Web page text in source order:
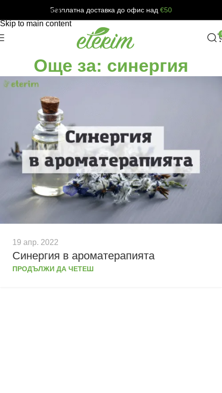
Skip to navigation
Skip to main content
Безплатна доставка до офис над €50
Още за: синергия
19 апр. 2022
Синергия в ароматерапията
ПРОДЪЛЖИ ДА ЧЕТЕШ